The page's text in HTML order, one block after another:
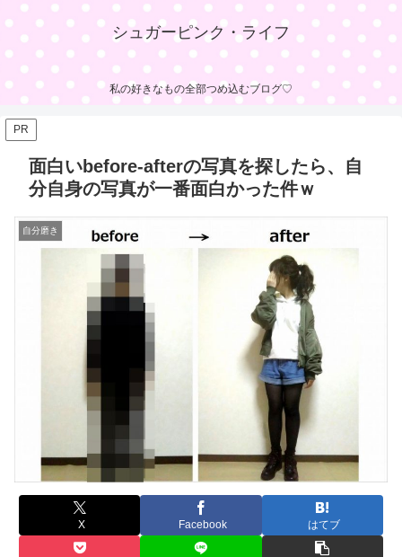
シュガーピンク・ライフ
私の好きなもの全部つめ込むブログ♡
PR
面白いbefore-afterの写真を探したら、自
分自身の写真が一番面白かった件ｗ
自分磨き
X Facebook はてブ